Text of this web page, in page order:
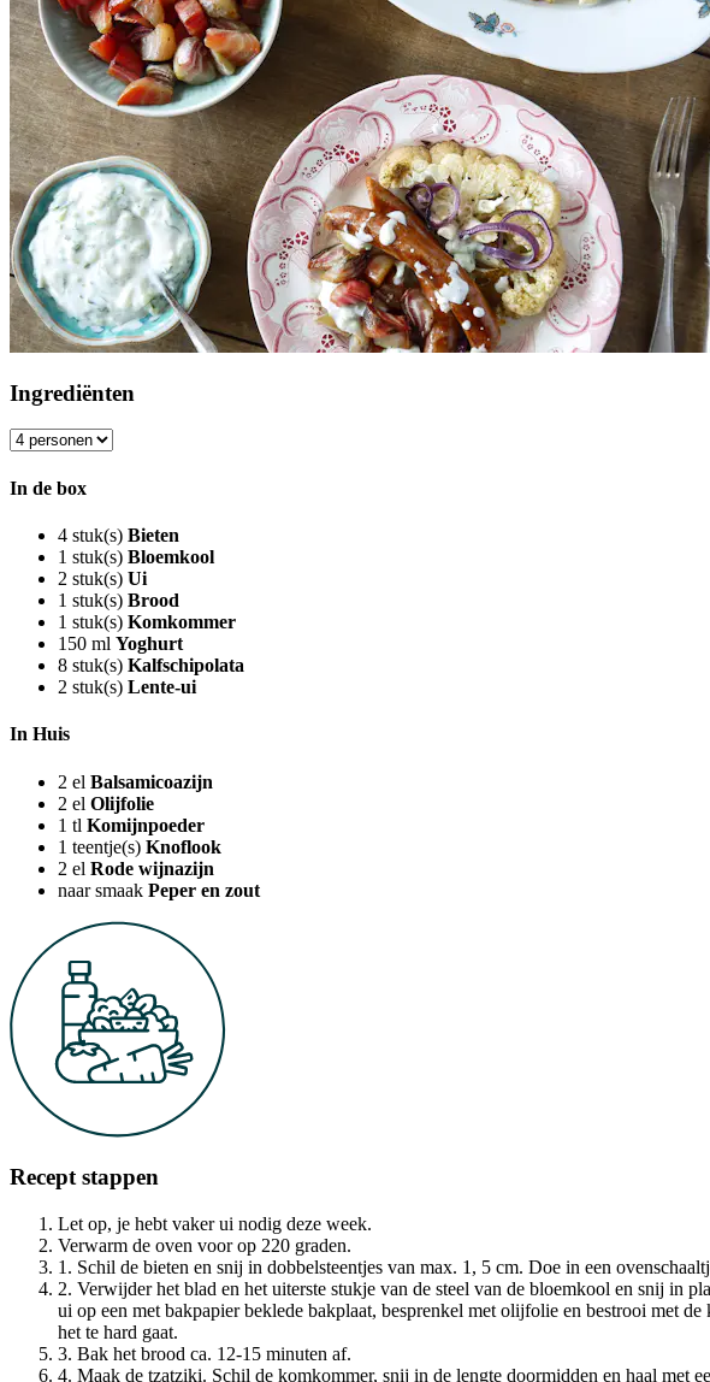
Ingrediënten
In de box
4 stuk(s) Bieten
1 stuk(s) Bloemkool
2 stuk(s) Ui
1 stuk(s) Brood
1 stuk(s) Komkommer
150 ml Yoghurt
8 stuk(s) Kalfschipolata
2 stuk(s) Lente-ui
In Huis
2 el Balsamicoazijn
2 el Olijfolie
1 tl Komijnpoeder
1 teentje(s) Knoflook
2 el Rode wijnazijn
naar smaak Peper en zout
Recept stappen
Let op, je hebt vaker ui nodig deze week.
Verwarm de oven voor op 220 graden.
1. Schil de bieten en snij in dobbelsteentjes van max. 1, 5 cm. Doe in een
2. Verwijder het blad en het uiterste stukje van de steel van de bloemkool en snij in
ui op een met bakpapier beklede bakplaat, besprenkel met olijfolie en bestrooi met
het te hard gaat.
3. Bak het brood ca. 12-15 minuten af.
4. Maak de tzatziki. Schil de komkommer, snij in de lengte doormidden en haal met